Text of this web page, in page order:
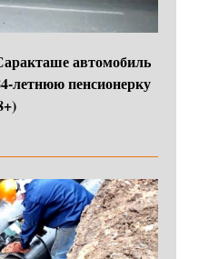
автомобиль
летнюю пенсионерку